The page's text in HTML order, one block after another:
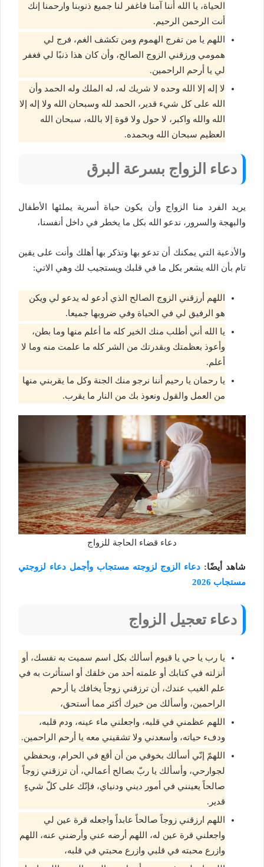
الحياة، يا الله أننا آمنا فاغفر لنا جميع ذنوبنا وارحمنا إنك
أنت الرحمن الرحيم.
اللهم يا من تفرج الهموم ومن تكشف الغم، فرج لي
همومي ورزقني الزوج الصالح، وأن كان هذا ذنبًا لي فغفر
لي يا أرحم الراحمين.
لا إله إلا الله وحده لا شريك له، له الملك وله الحمد وأن
الله على كل شيء قدير، الحمد لله وسبحان الله ولا إله إلا
الله والله واكبر، لا حول ولا قوة إلا بالله، سبحان الله
العظيم سبحان الله وبحمده.
دعاء الزواج بسرعة البرق
يريد الفرد منا الزواج وأن يكون حياة أسرية يملئها الأطفال
والبهجة والسرور، ندعو الله بكل ما يخطر في داخل أنفسنا،
والأدعية التي يمكنك أن تدعو بها وتذكر بها أهلك وأنت على يقين
تام بأن الله يشعر بكل ما في قلبك ويستجيب لك وهي الاتي:
اللهم أرزقني الزوج الصالح الذي أدعو له يدعو لي ويكن
هو الرفيق لي في الحياة وفي ضروبها جميعا.
يا الله أني أطلب منك الخير كله ما أعلم منها وما بطن،
وأعوذ بعظمتك وبقدرتك من الشر كله ما علمت منه وما لا
أعلم.
يا رحمان يا رحيم أننا نرجو منك الجنة وكل ما يقربني منها
من العمل والقول ونعوذ بك من النار ما يقرب.
دعاء قضاء الحاجة للزواج
شاهد أيضًا: دعاء الزوج لزوجته مستجاب وأجمل دعاء لزوجتي
مستجاب 2026
دعاء تعجيل الزواج
يا رب يا حي يا قيوم أسألك بكل اسم سميت به نفسك، أو
أنزلته في كتابك أو علمته أحد من خلقك أو استأثرت به في
علم الغيب عندك، أن ترزقني زوجاً يخافك يا أرحم
الراحمين، وأسألك من خيرك أكثر مما أستحق،
اللهم عظمني في قلبه، واجعلني ماء عينه، ودم قلبه،
ودفء حياته، وأسعدني ولا تشقيني معه يا أرحم الراحمين.
اللهمّ إنّي أسألك بخوفي من أن أقع في الحرام، وبحفظي
لجوارحي، وأسألك يا ربّ بصالح أعمالي، أن ترزقني زوجاً
صالحاً يعينني في أمور ديني ودنياي، فإنّك على كلّ شيءٍ
قدير.
اللهم ارزقني زوجاً صالحاً عابداً واجعله قرة عين لي
واجعلني قرة عين له، اللهم أرضه عني وأرضني عنه، اللهم
وازرع محبته في قلبي وازرع محبتي في قلبه،